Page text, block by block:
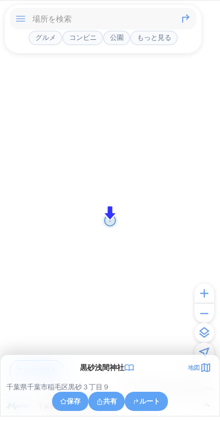
グルメ コンビニ 公園 もっと見る
黒砂浅間神社 地図
千葉県千葉市稲毛区黒砂３丁目９
保存
共有 ルート
千葉県千葉市美浜区新港